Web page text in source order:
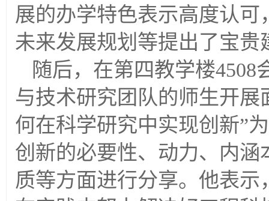
展的办学特色表示高度认
未来发展规划等提出了宝贵
随后，在第四教学楼4508
与技术研究团队的师生开
何在科学研究中实现创新”
创新的必要性、动力、内
质等方面进行分享。他表